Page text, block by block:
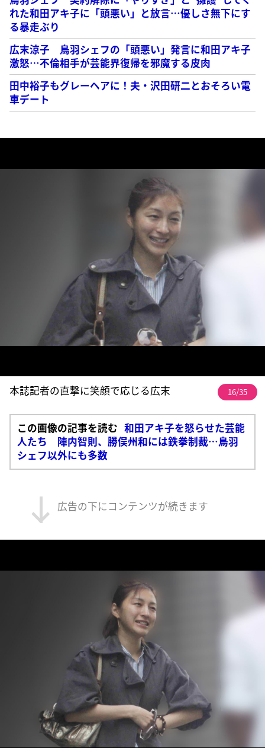
れた和田アキ子に「頭悪い」と放言…優しさ無下にす
る暴走ぶり
広末涼子 鳥羽シェフの「頭悪い」発言に和田アキ子
激怒…不倫相手が芸能界復帰を邪魔する皮肉
田中裕子もグレーヘアに！夫・沢田研二とおそろい電
車デート
本誌記者の直撃に笑顔で応じる広末 16/35
この画像の記事を読む 和田アキ子を怒らせた芸能
人たち 陣内智則、勝俣州和には鉄拳制裁…鳥羽
シェフ以外にも多数
広告の下にコンテンツが続きます